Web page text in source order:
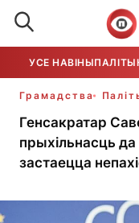
УСЕ НАВІНЫ
Грамадства
Генсакратар
прыхільнасць
застаецца